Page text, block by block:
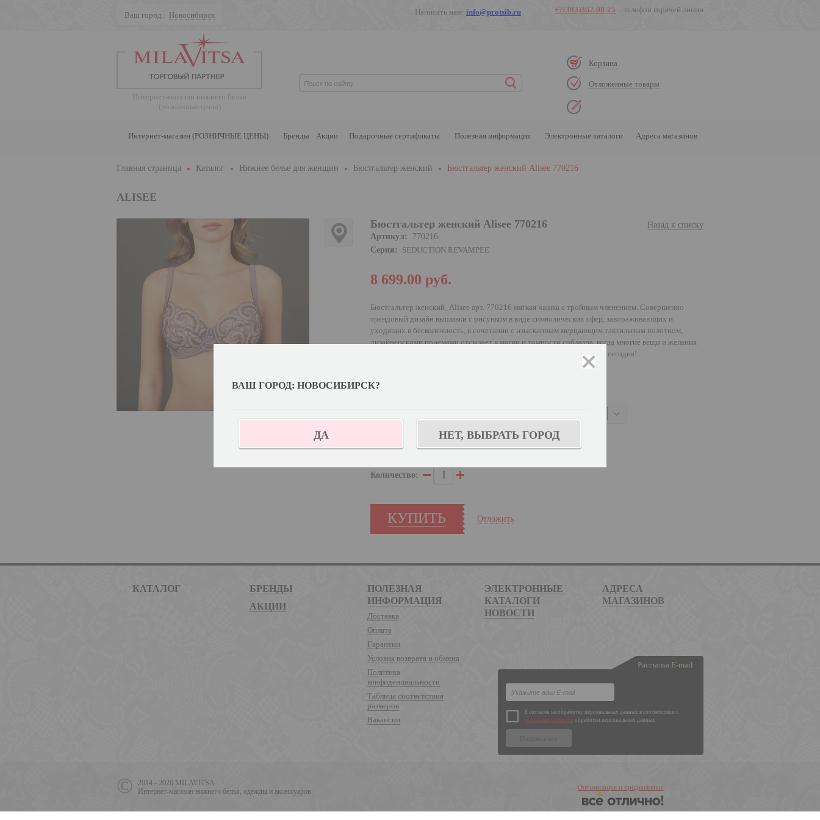
+7(383)362-08-25 – телефон горячей линии
Написать нам: info@protsib.ru
Ваш город: Новосибирск
Корзина
Отложенные товары
Интернет-магазин нижнего белья
(розничные цены)
Интернет-магазин (РОЗНИЧНЫЕ ЦЕНЫ) Бренды Акции Подарочные сертификаты Полезная информация Электронные каталоги Адреса магазинов
Главная страница Каталог Нижнее белье для женщин Бюстгальтер женский Бюстгальтер женский Alisee 770216
ALISEE
Назад к списку
Бюстгальтер женский Alisee 770216
Артикул:
770216
Серия:
SEDUCTION REVAMPEE
8 699.00 руб.
Бюстгальтер женский_Alisee арт. 770216 мягкая чашка с тройным членением. Совершенно
трендовый дизайн вышивки с рисунком в виде символических сфер, завораживающих и
уходящих в бесконечность, в сочетании с изысканным мерцающим тактильным полотном,
дизайнерскими приемами отсылает к магии и томности соблазна, когда многие вещи и желания
понятны без слов. И остается только лишь выбрать, какая ты будешь сегодня!
Выберите цвет:
Узнать размер
Количество:
КУПИТЬ Отложить
КАТАЛОГ
БРЕНДЫ
АКЦИИ
ПОЛЕЗНАЯ
ИНФОРМАЦИЯ
Доставка
Оплата
Гарантии
Условия возврата и обмена
Политика
конфиденциальности
Таблица соответствия
размеров
Вакансии
ЭЛЕКТРОННЫЕ
КАТАЛОГИ
АДРЕСА
МАГАЗИНОВ
НОВОСТИ
Рассылка E-mail
Я согласен на обработку персональных данных в соответствии с
условиями политики обработки персональных данных
Оптимизация и продвижение
2014 - 2026 MILAVITSA
Интернет-магазин нижнего белья, одежды и аксессуаров
ВАШ ГОРОД: НОВОСИБИРСК?
закрыть
ДА НЕТ, ВЫБРАТЬ ГОРОД